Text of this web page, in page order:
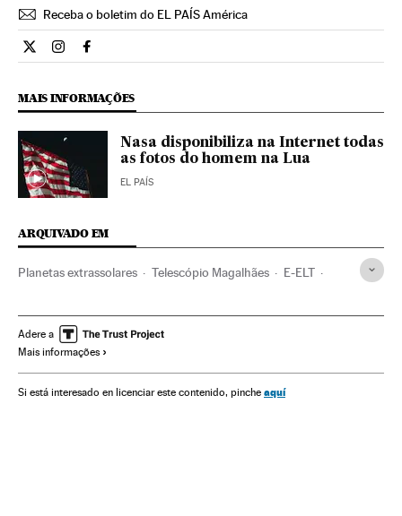
Receba o boletim do EL PAÍS América
Ciencia El País Brasil en Twitter
Ciencia El País Brasil en Instagram
Ciencia El País Brasil en Facebook
MAIS INFORMAÇÕES
Nasa disponibiliza na Internet todas
as fotos do homem na Lua
EL PAÍS
ARQUIVADO EM
Planetas extrassolares Telescópio Magalhães E-ELT
Centros investigação Universo
Astronomia
Ciência
Adere a
Mais informações
Si está interesado en licenciar este contenido, pinche aquí